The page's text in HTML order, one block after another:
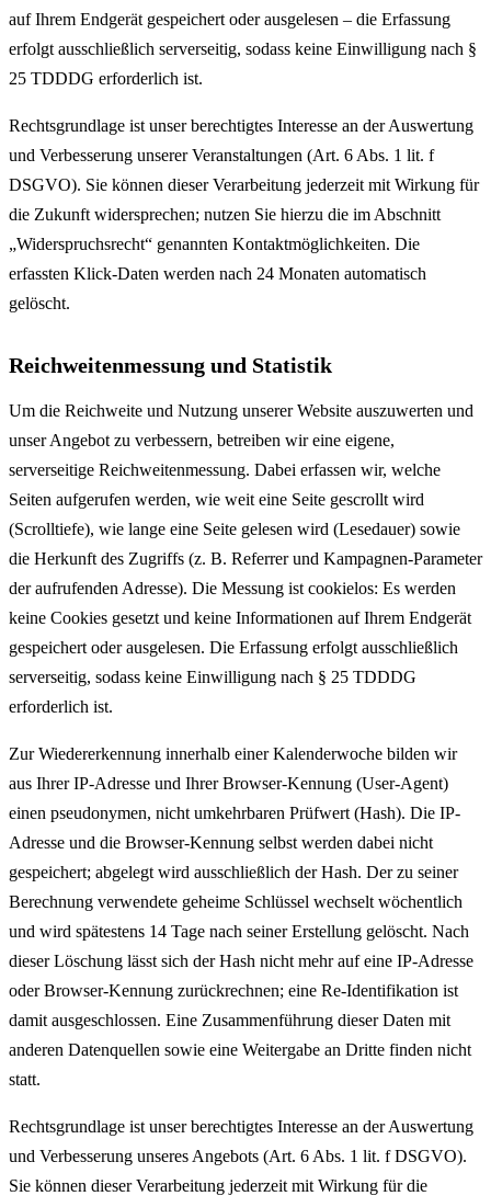
auf Ihrem Endgerät gespeichert oder ausgelesen – die Erfassung
erfolgt ausschließlich serverseitig, sodass keine Einwilligung nach §
25 TDDDG erforderlich ist.
Rechtsgrundlage ist unser berechtigtes Interesse an der Auswertung
und Verbesserung unserer Veranstaltungen (Art. 6 Abs. 1 lit. f
DSGVO). Sie können dieser Verarbeitung jederzeit mit Wirkung für
die Zukunft widersprechen; nutzen Sie hierzu die im Abschnitt
„Widerspruchsrecht“ genannten Kontaktmöglichkeiten. Die
erfassten Klick-Daten werden nach 24 Monaten automatisch
gelöscht.
Reichweitenmessung und Statistik
Um die Reichweite und Nutzung unserer Website auszuwerten und
unser Angebot zu verbessern, betreiben wir eine eigene,
serverseitige Reichweitenmessung. Dabei erfassen wir, welche
Seiten aufgerufen werden, wie weit eine Seite gescrollt wird
(Scrolltiefe), wie lange eine Seite gelesen wird (Lesedauer) sowie
die Herkunft des Zugriffs (z. B. Referrer und Kampagnen-Parameter
der aufrufenden Adresse). Die Messung ist cookielos: Es werden
keine Cookies gesetzt und keine Informationen auf Ihrem Endgerät
gespeichert oder ausgelesen. Die Erfassung erfolgt ausschließlich
serverseitig, sodass keine Einwilligung nach § 25 TDDDG
erforderlich ist.
Zur Wiedererkennung innerhalb einer Kalenderwoche bilden wir
aus Ihrer IP-Adresse und Ihrer Browser-Kennung (User-Agent)
einen pseudonymen, nicht umkehrbaren Prüfwert (Hash). Die IP-
Adresse und die Browser-Kennung selbst werden dabei nicht
gespeichert; abgelegt wird ausschließlich der Hash. Der zu seiner
Berechnung verwendete geheime Schlüssel wechselt wöchentlich
und wird spätestens 14 Tage nach seiner Erstellung gelöscht. Nach
dieser Löschung lässt sich der Hash nicht mehr auf eine IP-Adresse
oder Browser-Kennung zurückrechnen; eine Re-Identifikation ist
damit ausgeschlossen. Eine Zusammenführung dieser Daten mit
anderen Datenquellen sowie eine Weitergabe an Dritte finden nicht
statt.
Rechtsgrundlage ist unser berechtigtes Interesse an der Auswertung
und Verbesserung unseres Angebots (Art. 6 Abs. 1 lit. f DSGVO).
Sie können dieser Verarbeitung jederzeit mit Wirkung für die